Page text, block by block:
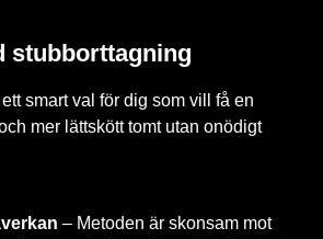
stubborttagning
smart val för dig som vill få en
mer lättskött tomt utan onödigt
– Metoden är skonsam mot